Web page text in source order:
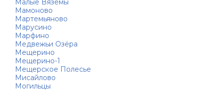
Малые Вязёмы
Мамоново
Мартемьяново
Марусино
Марфино
Медвежьи Озёра
Мещерино
Мещерино-1
Мещерское Полесье
Мисайлово
Могильцы